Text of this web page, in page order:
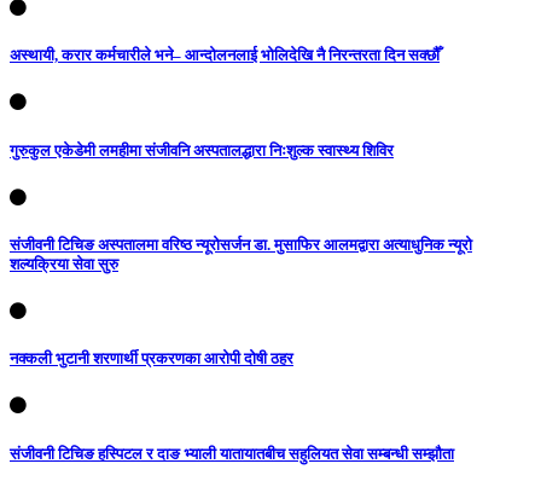
अस्थायी, करार कर्मचारीले भने– आन्दोलनलाई भोलिदेखि नै निरन्तरता दिन सक्छौँ
गुरुकुल एकेडेमी लमहीमा संजीवनि अस्पतालद्धारा निःशुल्क स्वास्थ्य शिविर
संजीवनी टिचिङ अस्पतालमा वरिष्ठ न्यूरोसर्जन डा. मुसाफिर आलमद्वारा अत्याधुनिक न्यूरो
शल्यक्रिया सेवा सुरु
नक्कली भुटानी शरणार्थी प्रकरणका आरोपी दोषी ठहर
संजीवनी टिचिङ हस्पिटल र दाङ भ्याली यातायातबीच सहुलियत सेवा सम्बन्धी सम्झौता